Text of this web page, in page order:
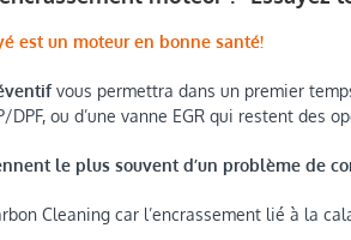
est un moteur en bonne santé!
vous permettra dans un premier
DPF, ou d’une vanne EGR qui restent des
le plus souvent d’un problème de
Cleaning car l’encrassement lié à la